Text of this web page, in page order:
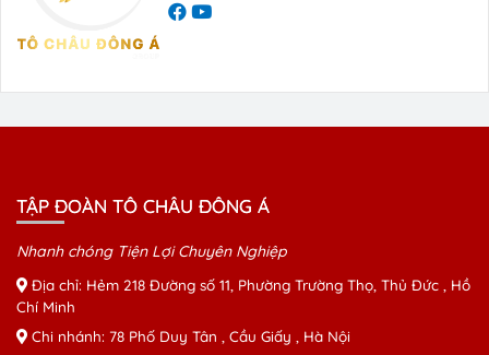
TẬP ĐOÀN TÔ CHÂU ĐÔNG Á
Nhanh chóng Tiện Lợi Chuyên Nghiệp
Địa chỉ: Hẻm 218 Đường số 11, Phường Trường Thọ, Thủ Đức , Hồ
Chí Minh
Chi nhánh: 78 Phố Duy Tân , Cầu Giấy , Hà Nội